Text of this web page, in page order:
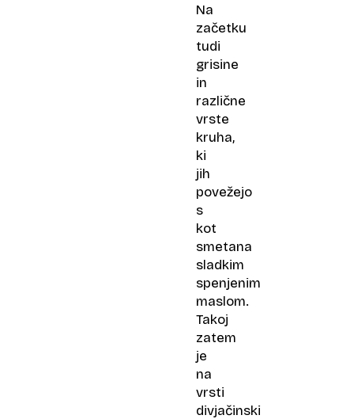
Na
začetku
tudi
grisine
in
različne
vrste
kruha,
ki
jih
povežejo
s
kot
smetana
sladkim
spenjenim
maslom.
Takoj
zatem
je
na
vrsti
divjačinski